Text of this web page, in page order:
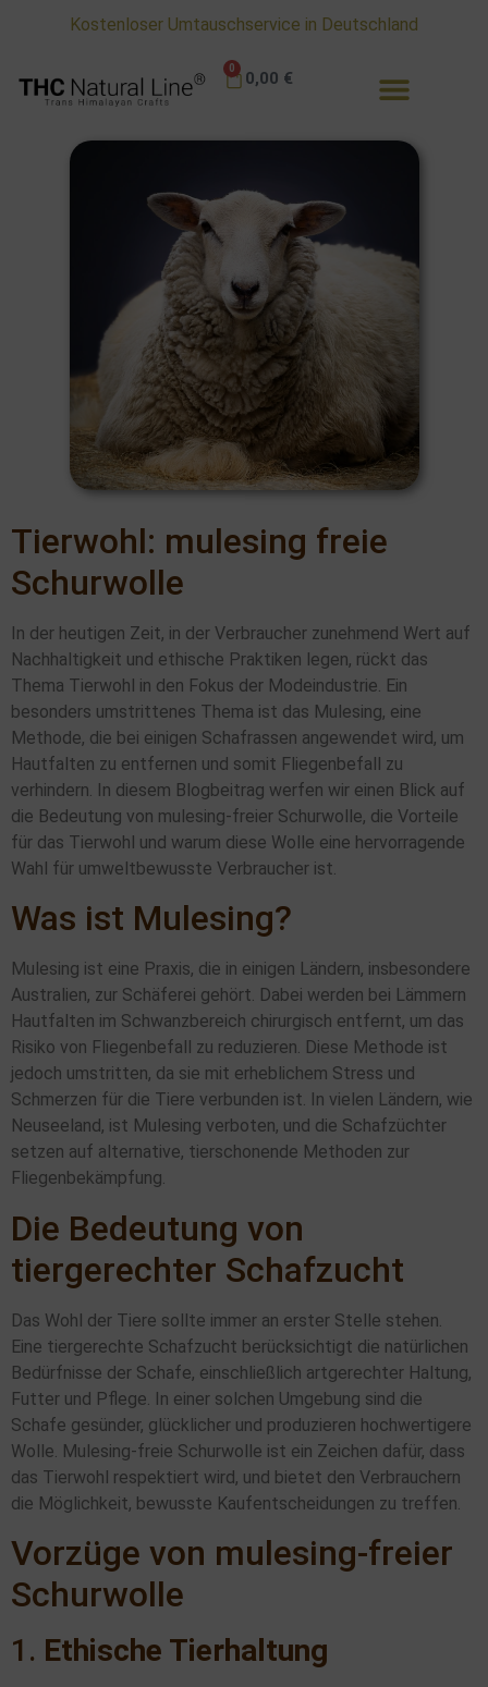
Lieferzeit 1 -3 Tage
0,00 €
0
Tierwohl: mulesing freie
Schurwolle
In der heutigen Zeit, in der Verbraucher zunehmend Wert auf
Nachhaltigkeit und ethische Praktiken legen, rückt das
Thema Tierwohl in den Fokus der Modeindustrie. Ein
besonders umstrittenes Thema ist das Mulesing, eine
Methode, die bei einigen Schafrassen angewendet wird, um
Hautfalten zu entfernen und somit Fliegenbefall zu
verhindern. In diesem Blogbeitrag werfen wir einen Blick auf
die Bedeutung von mulesing-freier Schurwolle, die Vorteile
für das Tierwohl und warum diese Wolle eine hervorragende
Wahl für umweltbewusste Verbraucher ist.
Was ist Mulesing?
Mulesing ist eine Praxis, die in einigen Ländern, insbesondere
Australien, zur Schäferei gehört. Dabei werden bei Lämmern
Hautfalten im Schwanzbereich chirurgisch entfernt, um das
Risiko von Fliegenbefall zu reduzieren. Diese Methode ist
jedoch umstritten, da sie mit erheblichem Stress und
Schmerzen für die Tiere verbunden ist. In vielen Ländern, wie
Neuseeland, ist Mulesing verboten, und die Schafzüchter
setzen auf alternative, tierschonende Methoden zur
Fliegenbekämpfung.
Die Bedeutung von
tiergerechter Schafzucht
Das Wohl der Tiere sollte immer an erster Stelle stehen.
Eine tiergerechte Schafzucht berücksichtigt die natürlichen
Bedürfnisse der Schafe, einschließlich artgerechter Haltung,
Futter und Pflege. In einer solchen Umgebung sind die
Schafe gesünder, glücklicher und produzieren hochwertigere
Wolle. Mulesing-freie Schurwolle ist ein Zeichen dafür, dass
das Tierwohl respektiert wird, und bietet den Verbrauchern
die Möglichkeit, bewusste Kaufentscheidungen zu treffen.
Vorzüge von mulesing-freier
Schurwolle
1. Ethische Tierhaltung